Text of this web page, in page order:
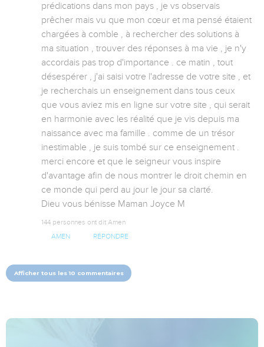
prédications dans mon pays , je vs observais
prêcher mais vu que mon cœur et ma pensé étaient
chargées à comble , à rechercher des solutions à
ma situation , trouver des réponses à ma vie , je n'y
accordais pas trop d'importance . ce matin , tout
désespérer , j'ai saisi votre l'adresse de votre site , et
je recherchais un enseignement dans tous ceux
que vous aviez mis en ligne sur votre site , qui serait
en harmonie avec les réalité que je vis depuis ma
naissance avec ma famille . comme de un trésor
inestimable , je suis tombé sur ce enseignement .
merci encore et que le seigneur vous inspire
d'avantage afin de nous montrer le droit chemin en
ce monde qui perd au jour le jour sa clarté.
Dieu vous bénisse Maman Joyce M
144 personnes ont dit Amen
AMEN RÉPONDRE
Afficher tous les 10 commentaires